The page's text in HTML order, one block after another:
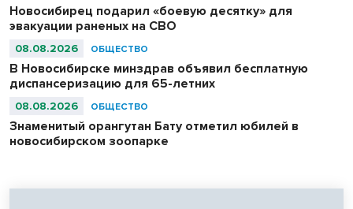
Новосибирец подарил «боевую десятку» для
эвакуации раненых на СВО
08.08.2026 ОБЩЕСТВО
В Новосибирске минздрав объявил бесплатную
диспансеризацию для 65-летних
08.08.2026 ОБЩЕСТВО
Знаменитый орангутан Бату отметил юбилей в
новосибирском зоопарке